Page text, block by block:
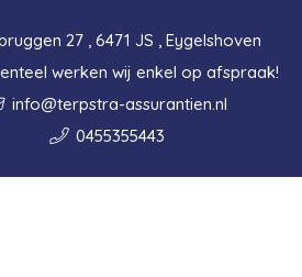
27 , 6471 JS , Eygelshoven
werken wij enkel op afspraak!
info@terpstra-assurantien.nl
0455355443